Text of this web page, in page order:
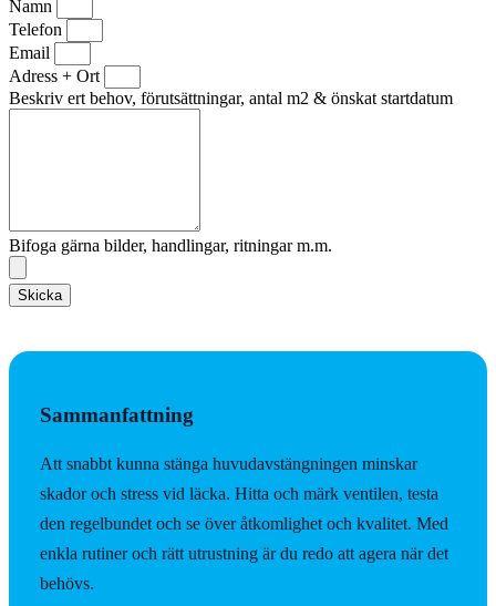
Namn
Telefon
Email
Adress + Ort
Beskriv ert behov, förutsättningar, antal m2 & önskat startdatum
Bifoga gärna bilder, handlingar, ritningar m.m.
Skicka
Sammanfattning
Att snabbt kunna stänga huvudavstängningen minskar
skador och stress vid läcka. Hitta och märk ventilen, testa
den regelbundet och se över åtkomlighet och kvalitet. Med
enkla rutiner och rätt utrustning är du redo att agera när det
behövs.